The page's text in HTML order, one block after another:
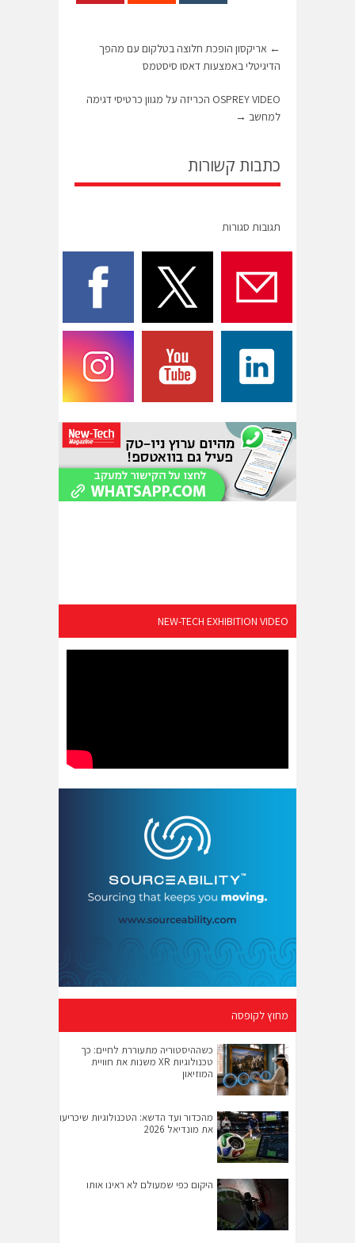
← אריקסון הופכת חלוצה בטלקום עם מהפך
הדיגיטלי באמצעות דאסו סיסטמס
OSPREY VIDEO הכריזה על מגוון כרטיסי דגימה
למחשב →
כתבות קשורות
תגובות סגורות
NEW-TECH EXHIBITION VIDEO
מחוץ לקופסה
כשההיסטוריה מתעוררת לחיים: כך
טכנולוגיות XR משנות את חוויית
המוזיאון
מהכדור ועד הדשא: הטכנולוגיות שיכריעו
את מונדיאל 2026
היקום כפי שמעולם לא ראינו אותו